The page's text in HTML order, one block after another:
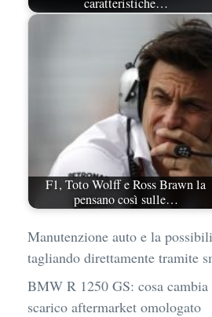
F1, Toto Wolff e Ross Brawn la
pensano così sulle…
Manutenzione auto e la
tagliando direttamente tramite
BMW R 1250 GS: cosa cambia
scarico aftermarket omologato